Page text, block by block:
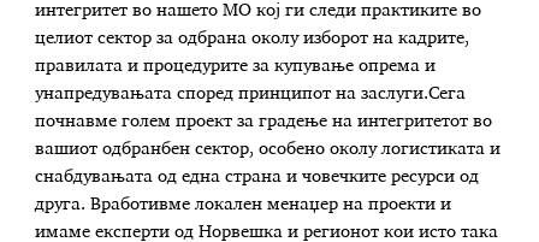
интегритет во нашето МО кој ги следи практиките во
целиот сектор за одбрана околу изборот на кадрите,
правилата и процедурите за купување опрема и
унапредувањата според принципот на заслуги.Сега
почнавме голем проект за градење на интегритетот во
вашиот одбранбен сектор, особено околу логистиката и
снабдувањата од една страна и човечките ресурси од
друга. Вработивме локален менаџер на проекти и
имаме експерти од Норвешка и регионот кои исто така